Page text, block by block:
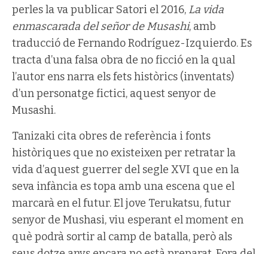
perles la va publicar Satori el 2016, La vida
enmascarada del señor de Musashi, amb
traducció de Fernando Rodríguez-Izquierdo. Es
tracta d’una falsa obra de no ficció en la qual
l’autor ens narra els fets històrics (inventats)
d’un personatge fictici, aquest senyor de
Musashi.
Tanizaki cita obres de referència i fonts
històriques que no existeixen per retratar la
vida d’aquest guerrer del segle XVI que en la
seva infància es topa amb una escena que el
marcarà en el futur. El jove Terukatsu, futur
senyor de Mushasi, viu esperant el moment en
què podrà sortir al camp de batalla, però als